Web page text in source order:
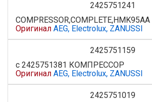
2425751241
COMPRESSOR,COMPLETE,HMK95AA
Оригинал AEG, Electrolux, ZANUSSI
2425751159
с 2425751381 КОМПРЕССОР
Оригинал AEG, Electrolux, ZANUSSI
2425751019